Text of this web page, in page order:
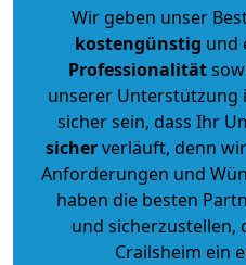
Wir geben unser
kostengünstig und
Professionalität
unserer Unterstützung
sicher sein, dass Ihr
sicherverläuft, denn
Anforderungen und
haben die besten
und sicherzustellen,
Crailsheim ein